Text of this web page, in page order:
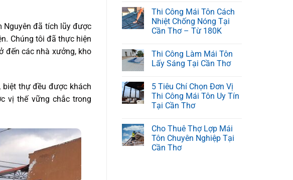
Nguyên đã tích lũy được
Chúng tôi đã thực hiện
đến các nhà xưởng, kho
biệt thự đều được khách
vị thế vững chắc trong
Thi Công Mái Tôn Cách
Nhiệt Chống Nóng Tại
Cần Thơ – Từ 180K
Thi Công Làm Mái Tôn
Lấy Sáng Tại Cần Thơ
5 Tiêu Chí Chọn Đơn Vị
Thi Công Mái Tôn Uy Tín
Tại Cần Thơ
Cho Thuê Thợ Lợp Mái
Tôn Chuyên Nghiệp Tại
Cần Thơ